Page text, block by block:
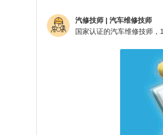
汽修技师 | 汽车维修技师